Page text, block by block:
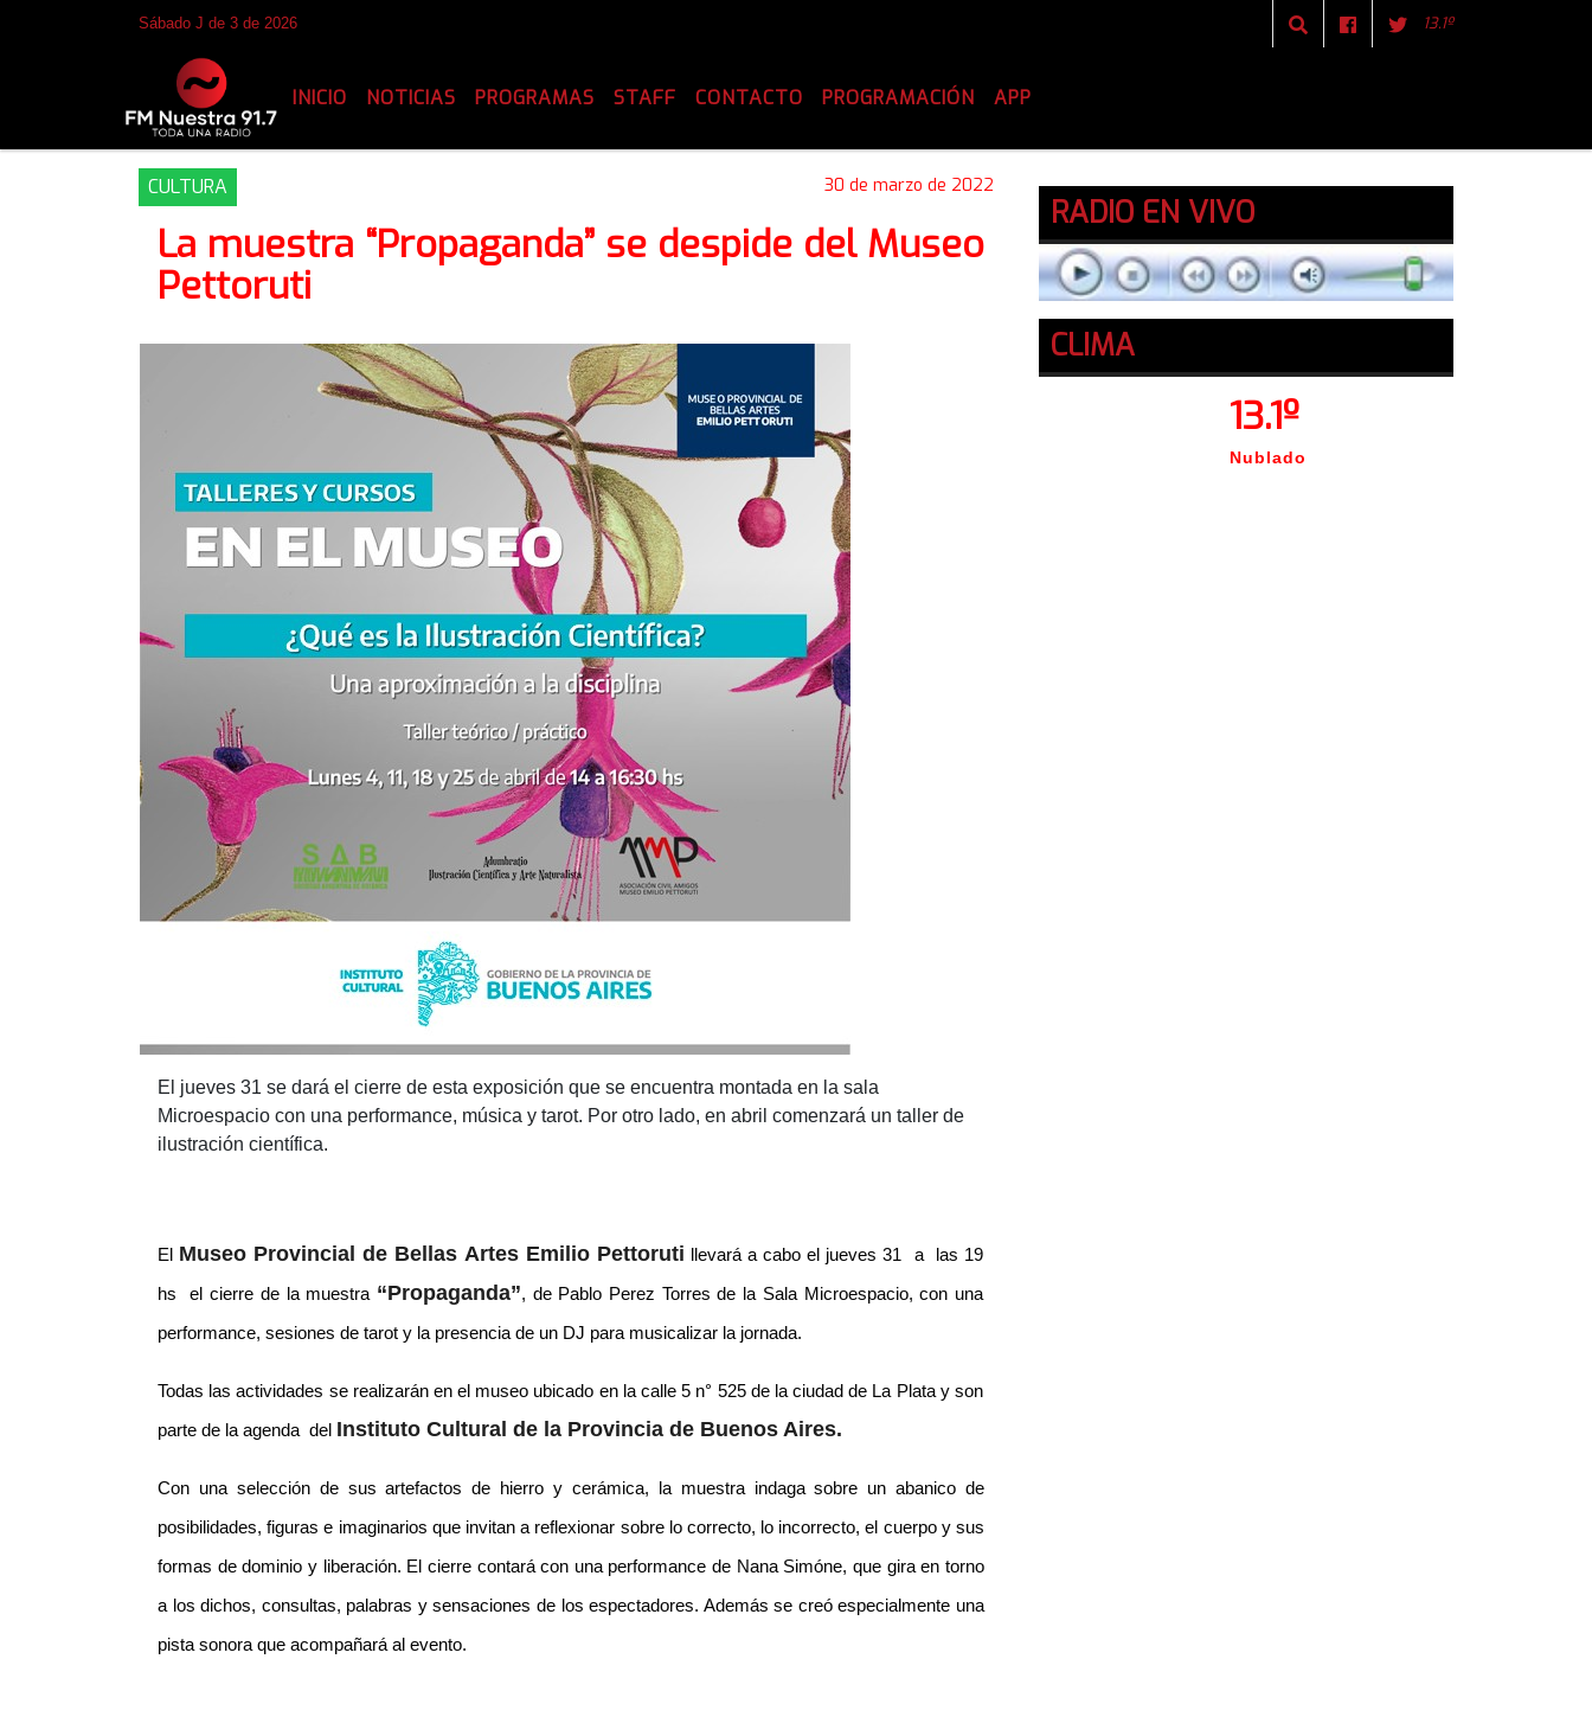
Sábado J de 3 de 2026 13.1º
INICIO NOTICIAS PROGRAMAS STAFF CONTACTO PROGRAMACIÓN APP
CULTURA 30 de marzo de 2022
La muestra “Propaganda” se despide del Museo
Pettoruti
El jueves 31 se dará el cierre de esta exposición que se encuentra montada en la sala
Microespacio con una performance, música y tarot. Por otro lado, en abril comenzará un taller de
ilustración científica.
El Museo Provincial de Bellas Artes Emilio Pettoruti llevará a cabo el jueves 31 a las 19
hs el cierre de la muestra “Propaganda”, de Pablo Perez Torres de la Sala Microespacio, con una
performance, sesiones de tarot y la presencia de un DJ para musicalizar la jornada.
Todas las actividades se realizarán en el museo ubicado en la calle 5 n° 525 de la ciudad de La Plata y son
parte de la agenda del Instituto Cultural de la Provincia de Buenos Aires.
Con una selección de sus artefactos de hierro y cerámica, la muestra indaga sobre un abanico de
posibilidades, figuras e imaginarios que invitan a reflexionar sobre lo correcto, lo incorrecto, el cuerpo y sus
formas de dominio y liberación. El cierre contará con una performance de Nana Simóne, que gira en torno
a los dichos, consultas, palabras y sensaciones de los espectadores. Además se creó especialmente una
pista sonora que acompañará al evento.
RADIO EN VIVO
CLIMA
13.1º
Nublado